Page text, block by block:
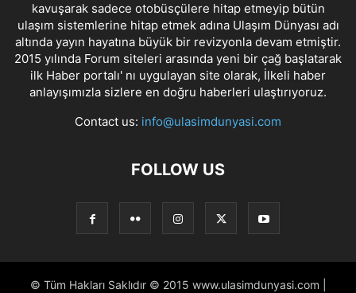
kavuşarak sadece otobüsçülere hitap etmeyip bütün
ulaşım sistemlerine hitap etmek adına Ulaşım Dünyası adı
altında yayın hayatına büyük bir revizyonla devam etmiştir.
2015 yılında Forum siteleri arasında yeni bir çağ başlatarak
ilk Haber portalı' nı uygulayan site olarak, İlkeli haber
anlayışımızla sizlere en doğru haberleri ulaştırıyoruz.
Contact us: info@ulasimdunyasi.com
FOLLOW US
© Tüm Hakları Saklıdır © 2015 www.ulasimdunyasi.com |